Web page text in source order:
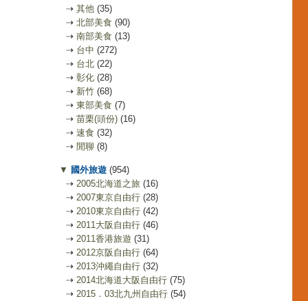
⇢ 其他 (35)
⇢ 北部美食 (90)
⇢ 南部美食 (13)
⇢ 台中 (272)
⇢ 台北 (22)
⇢ 彰化 (28)
⇢ 新竹 (68)
⇢ 東部美食 (7)
⇢ 苗栗(頭份) (16)
⇢ 速食 (32)
⇢ 閒聊 (8)
▼ 國外旅遊 (954)
⇢ 2005北海道之旅 (16)
⇢ 2007東京自由行 (28)
⇢ 2010東京自由行 (42)
⇢ 2011大阪自由行 (46)
⇢ 2011香港旅遊 (31)
⇢ 2012京阪自由行 (64)
⇢ 2013沖繩自由行 (32)
⇢ 2014北海道大阪自由行 (75)
⇢ 2015．03北九州自由行 (54)